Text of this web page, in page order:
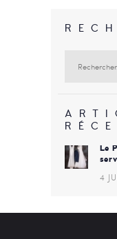
Le
4